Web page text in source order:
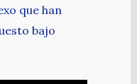
que han
bajo